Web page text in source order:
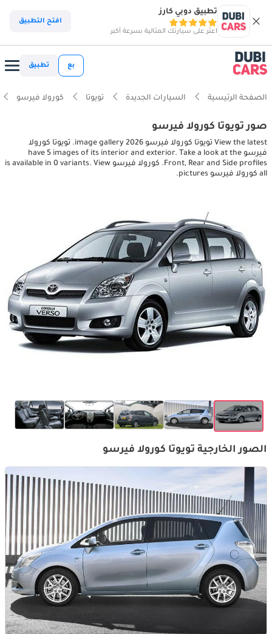
تطبيق دوبي كارز
اعثر على سيارتك المثالية بسرعة أكبر
افتح التطبيق
بع تطبيق
الصفحة الرئيسية السيارات الجديدة تويوتا كورولا فيرسو
صور تويوتا كورولا فيرسو
View the latest تويوتا كورولا فيرسو 2026 image gallery. تويوتا كورولا
فيرسو have 5 images of its interior and exterior. Take a look at the
Front, Rear and Side profiles. كورولا فيرسو is available in 0 variants. View
all كورولا فيرسو pictures.
الصور الخارجية تويوتا كورولا فيرسو